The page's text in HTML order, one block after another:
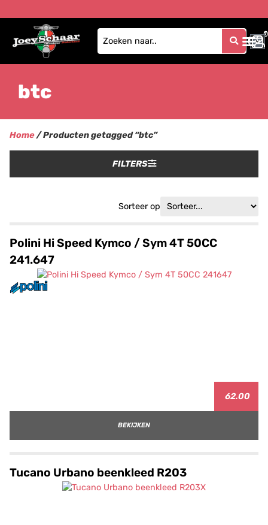
0
1
btc
Home/ Producten getagged “btc”
FILTERS
Sorteer op
Polini Hi Speed Kymco / Sym 4T 50CC
241.647
62.00
BEKIJKEN
Tucano Urbano beenkleed R203